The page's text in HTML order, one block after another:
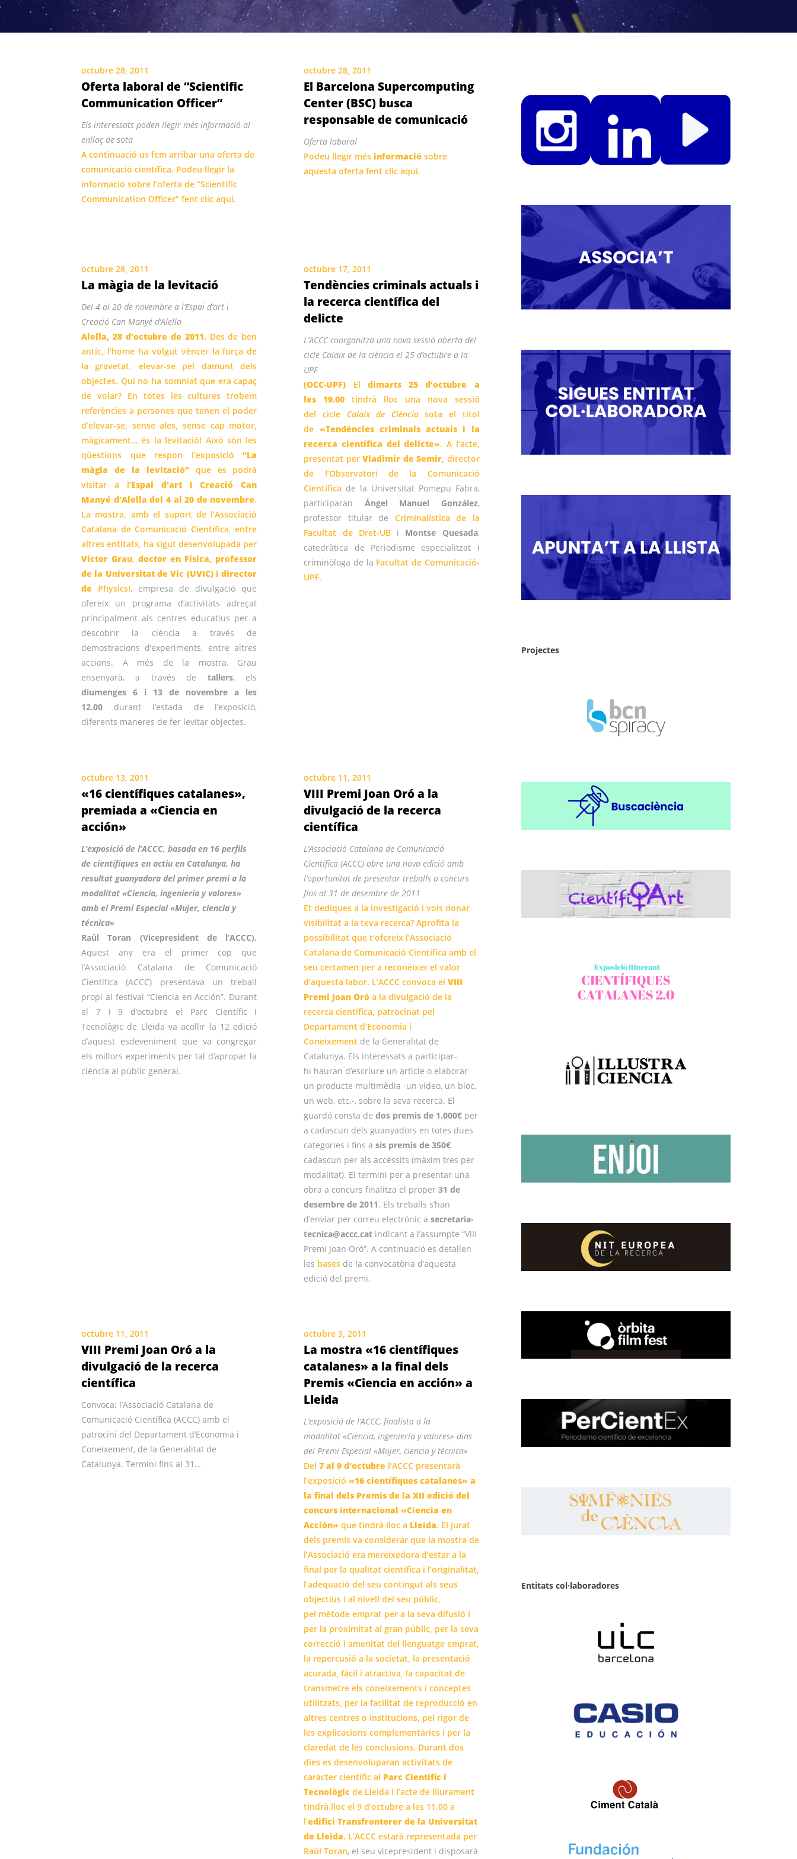
octubre 28, 2011
Oferta laboral de “Scientific
Communication Officer”
Els interessats poden llegir més informació al
enllaç de sota
A continuació us fem arribar una oferta de
comunicació científica. Podeu llegir la
informació sobre l’oferta de “Scientific
Communication Officer” fent clic aquí.
octubre 28, 2011
El Barcelona Supercomputing
Center (BSC) busca
responsable de comunicació
Oferta laboral
Podeu llegir més informaciósobre
aquesta oferta fent clicaquí.
octubre 28, 2011
La màgia de la levitació
Del 4 al 20 de novembre a l’Espai d’art i
Creació Can Manyé d’Alella
Alella, 28 d’octubre de 2011.Des de ben
antic, l’home ha volgut vèncer la força de
la gravetat, elevar-se pel damunt dels
objectes. Qui no ha somniat que era capaç
de volar? En totes les cultures trobem
referències a persones que tenen el poder
d’elevar-se, sense ales, sense cap motor,
màgicament… és la levitació! Això són les
qüestions que respon l’exposició“La
màgia de la levitació”que es podrà
visitar a l’Espai d’art i Creació Can
Manyé d’Alella del 4 al 20 de novembre.
La mostra, amb el suport de l’Associació
Catalana de Comunicació Científica, entre
altres entitats, ha sigut desenvolupada per
Víctor Grau,doctor en Física, professor
de la Universitat de Vic (UVIC) i director
de
Physics!, empresa de divulgació que
ofereix un programa d’activitats adreçat
principalment als centres educatius per a
descobrir la ciència a través de
demostracions d’experiments, entre altres
accions. A més de la mostra, Grau
ensenyarà, a través de tallers, els
diumenges 6 i 13 de novembre a les
12.00 durant l’estada de l’exposició,
diferents maneres de fer levitar objectes.
octubre 17, 2011
Tendències criminals actuals i
la recerca científica del
delicte
L’ACCC coorganitza una nova sessió oberta del
cicle Calaix de la ciència el 25 d’octubre a la
UPF
(OCC-UPF) El dimarts 25 d’octubre a
les 19.00 tindrà lloc una nova sessió
del cicle Calaix de Ciènciasota el títol
de «Tendències criminals actuals i la
recerca científica del delicte». A l’acte,
presentat perVladimir de Semir, director
de l’Observatori de la Comunicació
Científica de la Universitat Pomepu Fabra,
participaran Ángel Manuel González,
professor titular de Criminalística de la
Facultat de Dret-UBi Montse Quesada,
catedràtica de Periodisme especialitzat i
criminòloga de la Facultat de Comunicació-
UPF.
octubre 13, 2011
«16 científiques catalanes»,
premiada a «Ciencia en
acción»
L’exposició de l’ACCC, basada en 16 perfils
de científiques en actiu en Catalunya, ha
resultat guanyadora del primer premi a la
modalitat «Ciencia, ingeniería y valores»
amb el Premi Especial «Mujer, ciencia y
técnica»
Raül Toran (Vicepresident de l’ACCC).
Aquest any era el primer cop que
l’Associació Catalana de Comunicació
Científica (ACCC) presentava un treball
propi al festival “Ciencia en Acción”. Durant
el 7 i 9 d’octubre el Parc Científic i
Tecnològic de Lleida va acollir la 12 edició
d’aquest esdeveniment que va congregar
els millors experiments per tal d’apropar la
ciència al públic general.
octubre 11, 2011
VIII Premi Joan Oró a la
divulgació de la recerca
científica
L’Associació Catalana de Comunicació
Científica (ACCC) obre una nova edició amb
l’oportunitat de presentar treballs a concurs
fins al 31 de desembre de 2011
Et dediques a la investigació i vols donar
visibilitat a la teva recerca? Aprofita la
possibilitat que t’ofereix l’Associació
Catalana de Comunicació Científica amb el
seu certamen per a reconèixer el valor
d’aquesta labor. L’ACCC convoca elVIII
Premi Joan Oró a la divulgació de la
recerca científica, patrocinat pel
Departament d’Economia i
Coneixement de la Generalitat de
Catalunya. Els interessats a participar-
hi hauran d’escriure un article o elaborar
un producte multimèdia -un vídeo, un bloc,
un web, etc.-, sobre la seva recerca. El
guardó consta dedos premis de 1.000€ per
a cadascun dels guanyadors en totes dues
categories i fins asis premis de 350€
cadascun per als accèssits (màxim tres per
modalitat). El termini per a presentar una
obra a concurs finalitza el proper31 de
desembre de 2011. Els treballs s’han
d’enviar per correu electrònic asecretaria-
tecnica@accc.cat indicant a l’assumpte “VIII
Premi Joan Oró”. A continuació es detallen
les bases de la convocatòria d’aquesta
edició del premi.
octubre 11, 2011
VIII Premi Joan Oró a la
divulgació de la recerca
científica
Convoca: l’Associació Catalana de
Comunicació Científica (ACCC) amb el
patrocini del Departament d’Economia i
Coneixement, de la Generalitat de
Catalunya. Termini fins al 31…
octubre 3, 2011
La mostra «16 científiques
catalanes» a la final dels
Premis «Ciencia en acción» a
Lleida
L’exposició de l’ACCC, finalista a la
modalitat «Ciencia, ingeniería y valores» dins
del Premi Especial «Mujer, ciencia y técnica»
Del7 al 9 d’octubre l’ACCC presentarà
l’exposició«16 científiques catalanes» a
la final dels Premis de la XII edició del
concurs internacional «Ciencia en
Acción»que tindrà lloc a Lleida. El jurat
dels premis va considerar que la mostra de
l’Associació era mereixedora d’estar a la
final per la qualitat científica i l’originalitat,
l’adequació del seu contingut als seus
objectius i al nivell del seu públic,
pel mètode emprat per a la seva difusió i
per la proximitat al gran públic, per la seva
correcció i amenitat del llenguatge emprat,
la repercusió a la societat, la presentació
acurada, fàcil i atractiva, la capacitat de
transmetre els coneixements i conceptes
utilitzats, per la facilitat de reproducció en
altres centres o institucions, pel rigor de
les explicacions complementàries i per la
claredat de les conclusions. Durant dos
dies es desenvoluparan activitats de
caràcter científic al Parc Científic i
Tecnològic de Lleida i l’acte de lliurament
tindrà lloc el 9 d’octubre a les 11.00 a
l’edifici Transfronterer de la Universitat
de Lleida. L’ACCC estarà representada per
Raül Toran, el seu vicepresident i disposarà
Projectes
Entitats col·laboradores